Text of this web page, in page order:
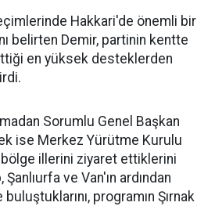
Hakkari'de önemli bir
belirten Demir, partinin kentte
en yüksek desteklerden
Sorumlu Genel Başkan
ise Merkez Yürütme Kurulu
illerini ziyaret ettiklerini
ve Van'ın ardından
programın Şırnak